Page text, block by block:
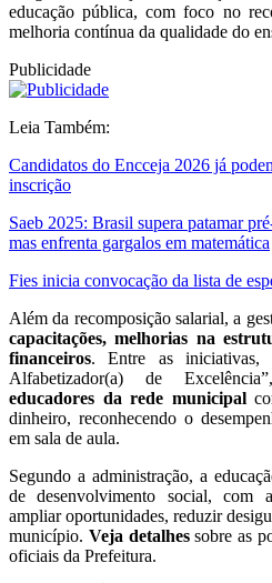
educação pública, com foco no
melhoria contínua da qualidade do
Publicidade
Leia Também:
Candidatos do Encceja 2026 já
inscrição
Saeb 2025: Brasil supera patamar
mas enfrenta gargalos em matemática
Fies inicia convocação da lista de
Além da recomposição salarial, a
capacitações, melhorias na
financeiros. Entre as iniciativas,
Alfabetizador(a) de
educadores da rede municipal
dinheiro, reconhecendo o
em sala de aula.
Segundo a administração, a
de desenvolvimento social, com
ampliar oportunidades, reduzir
município. Veja detalhessobre as
oficiais da Prefeitura.